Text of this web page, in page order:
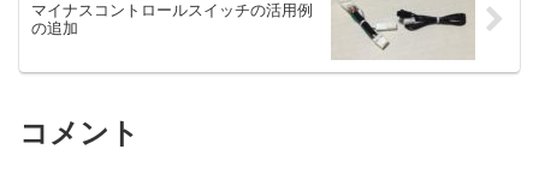
マイナスコントロールスイッチの活用例
の追加
コメント